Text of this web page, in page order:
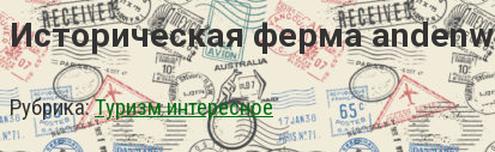
Историческая ферма
Рубрика:Туризм интересное